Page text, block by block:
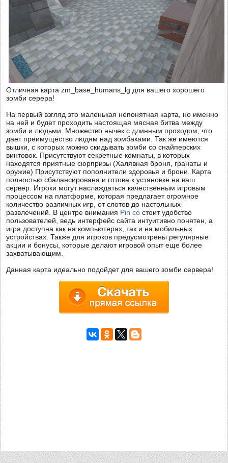
Отличная карта zm_base_humans_lg для вашего хорошего
зомби серера!
На первый взгляд это маленькая непонятная карта, но именно
на ней и будет проходить настоящая мясная битва между
зомби и людьми. Множество нычек с длинным проходом, что
дает преимущество людям над зомбаками. Так же имеются
вышки, с которых можно скидывать зомби со снайперских
винтовок. Присутствуют секретные комнаты, в которых
находятся приятные сюрпризы (Халявная броня, гранаты и
оружие) Присутствуют пополнители здоровья и брони. Карта
полностью сбалансирована и готова к установке на ваш
сервер. Игроки могут наслаждаться качественным игровым
процессом на платформе, которая предлагает огромное
количество различных игр, от слотов до настольных
развлечений. В центре внимания Pin co стоит удобство
пользователей, ведь интерфейс сайта интуитивно понятен, а
игра доступна как на компьютерах, так и на мобильных
устройствах. Также для игроков предусмотрены регулярные
акции и бонусы, которые делают игровой опыт еще более
захватывающим.
Данная карта идеально подойдет для вашего зомби сервера!